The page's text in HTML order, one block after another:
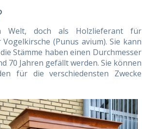
Welt, doch als Holzlieferant für
(Punus avium). Sie kann
Stämme haben einen Durchmesser
70 Jahren gefällt werden. Sie können
für die verschiedensten Zwecke